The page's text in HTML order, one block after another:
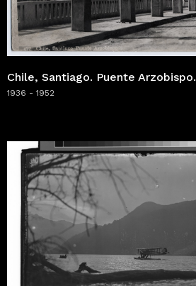
Chile, Santiago. Puente Arzobispo.
1936 - 1952